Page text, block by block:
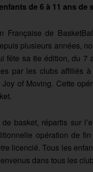
de 6 à 11 ans de
Française de
plusieurs années,
fête sa 8e édition, du
par les clubs affiliés
of Moving. Cette
basket, répartis sur
opération de
licencié. Tous les
dans tous les